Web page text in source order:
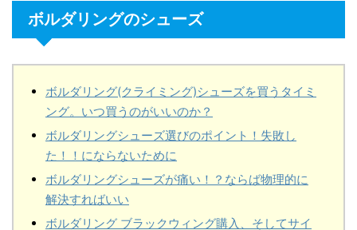
ボルダリングのシューズ
ボルダリング(クライミング)シューズを買うタイミ
ング。いつ買うのがいいのか？
ボルダリングシューズ選びのポイント！失敗し
た！！にならないために
ボルダリングシューズが痛い！？ならば物理的に
解決すればいい
ボルダリング ブラックウィング購入、そしてサイ